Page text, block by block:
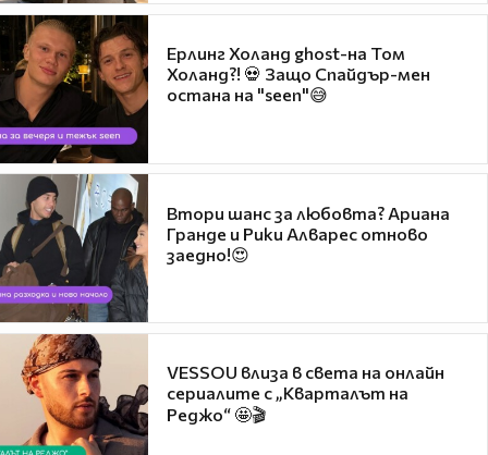
Ерлинг Холанд ghost-на Том
Холанд?! 💀 Защо Спайдър-мен
остана на "seen"😅
Втори шанс за любовта? Ариана
Гранде и Рики Алварес отново
заедно!😍
VESSOU влиза в света на онлайн
сериалите с „Кварталът на
Реджо“ 🤩🎬